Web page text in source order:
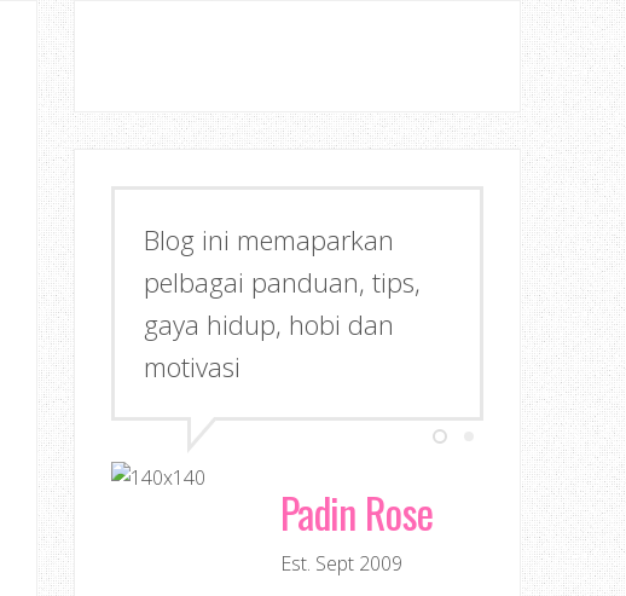
Blog ini memaparkan
pelbagai panduan, tips,
gaya hidup, hobi dan
motivasi
Padin Rose
Est. Sept 2009